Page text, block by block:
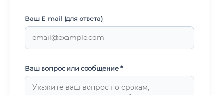
Ваш E-mail (для ответа)
Ваш вопрос или сообщение *